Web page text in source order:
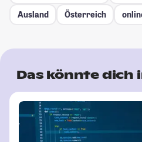
Ausland
Österreich
Das könnte dich